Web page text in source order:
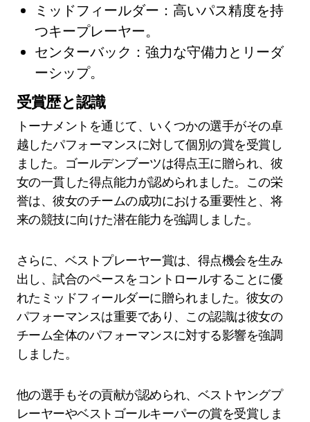
ミッドフィールダー：高いパス精度を持
つキープレーヤー。
センターバック：強力な守備力とリーダ
ーシップ。
受賞歴と認識
トーナメントを通じて、いくつかの選手がその卓
越したパフォーマンスに対して個別の賞を受賞し
ました。ゴールデンブーツは得点王に贈られ、彼
女の一貫した得点能力が認められました。この栄
誉は、彼女のチームの成功における重要性と、将
来の競技に向けた潜在能力を強調しました。
さらに、ベストプレーヤー賞は、得点機会を生み
出し、試合のペースをコントロールすることに優
れたミッドフィールダーに贈られました。彼女の
パフォーマンスは重要であり、この認識は彼女の
チーム全体のパフォーマンスに対する影響を強調
しました。
他の選手もその貢献が認められ、ベストヤングプ
レーヤーやベストゴールキーパーの賞を受賞しま